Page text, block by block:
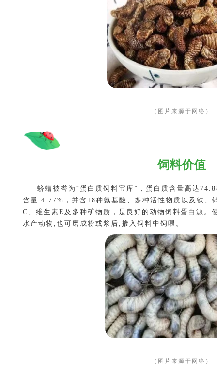
（图片来源于网络）
饲料价值
蛴螬被誉为“蛋白质饲料宝库”，蛋白质含量高达
含量 4.77%，并含18种氨基酸、多种活性物质以及铁、
C、维生素E及多种矿物质，是良好的动物饲料蛋白源。
水产动物,也可磨成粉或浆后,掺入饲料中饲喂。
（图片来源于网络）